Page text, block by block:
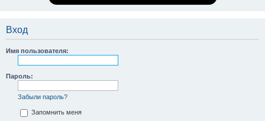
Вход
Имя пользователя:
Пароль:
Забыли пароль?
Запомнить меня